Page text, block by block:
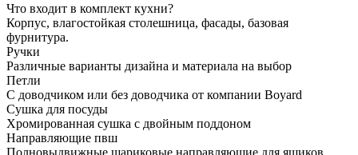
Что входит в комплект кухни?
Корпус, влагостойкая столешница, фасады, базовая
фурнитура.
Ручки
Различные варианты дизайна и материала на выбор
Петли
С доводчиком или без доводчика от компании Boyard
Сушка для посуды
Хромированная сушка с двойным поддоном
Направляющие пвш
Полновыдвижные шариковые направляющие для ящиков